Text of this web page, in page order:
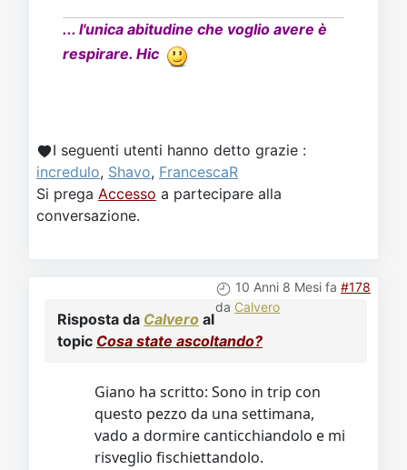
... l'unica abitudine che voglio avere è
respirare. Hic
I seguenti utenti hanno detto grazie :
incredulo, Shavo, FrancescaR
Si prega Accesso a partecipare alla
conversazione.
10 Anni 8 Mesi fa #178
da Calvero
Risposta da Calvero al
topic Cosa state ascoltando?
Giano ha scritto: Sono in trip con
questo pezzo da una settimana,
vado a dormire canticchiandolo e mi
risveglio fischiettandolo.